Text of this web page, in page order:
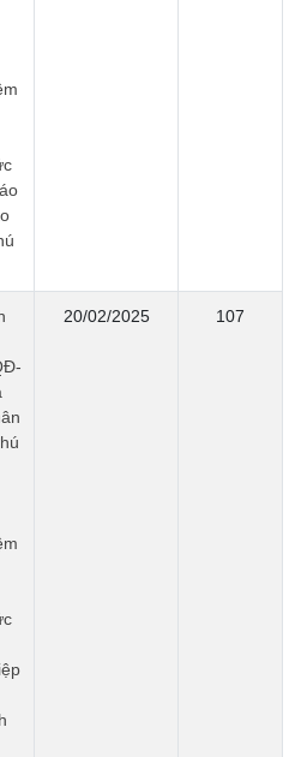
20/02/2025 107